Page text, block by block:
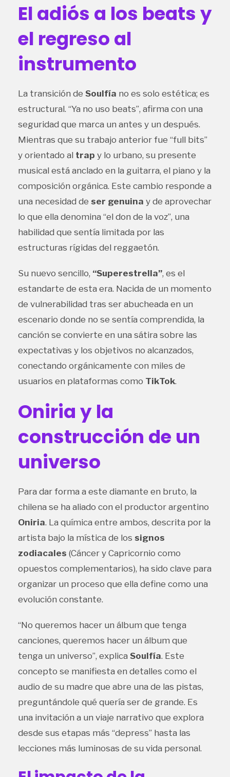
El adiós a los beats y
el regreso al
instrumento
La transición de Soulfía no es solo estética; es
estructural. “Ya no uso beats”, afirma con una
seguridad que marca un antes y un después.
Mientras que su trabajo anterior fue “full bits”
y orientado al trap y lo urbano, su presente
musical está anclado en la guitarra, el piano y la
composición orgánica. Este cambio responde a
una necesidad de ser genuina y de aprovechar
lo que ella denomina “el don de la voz”, una
habilidad que sentía limitada por las
estructuras rígidas del reggaetón.
Su nuevo sencillo, “Superestrella”, es el
estandarte de esta era. Nacida de un momento
de vulnerabilidad tras ser abucheada en un
escenario donde no se sentía comprendida, la
canción se convierte en una sátira sobre las
expectativas y los objetivos no alcanzados,
conectando orgánicamente con miles de
usuarios en plataformas como TikTok.
Oniria y la
construcción de un
universo
Para dar forma a este diamante en bruto, la
chilena se ha aliado con el productor argentino
Oniria. La química entre ambos, descrita por la
artista bajo la mística de los signos
zodiacales (Cáncer y Capricornio como
opuestos complementarios), ha sido clave para
organizar un proceso que ella define como una
evolución constante.
“No queremos hacer un álbum que tenga
canciones, queremos hacer un álbum que
tenga un universo”, explica Soulfía. Este
concepto se manifiesta en detalles como el
audio de su madre que abre una de las pistas,
preguntándole qué quería ser de grande. Es
una invitación a un viaje narrativo que explora
desde sus etapas más “depress” hasta las
lecciones más luminosas de su vida personal.